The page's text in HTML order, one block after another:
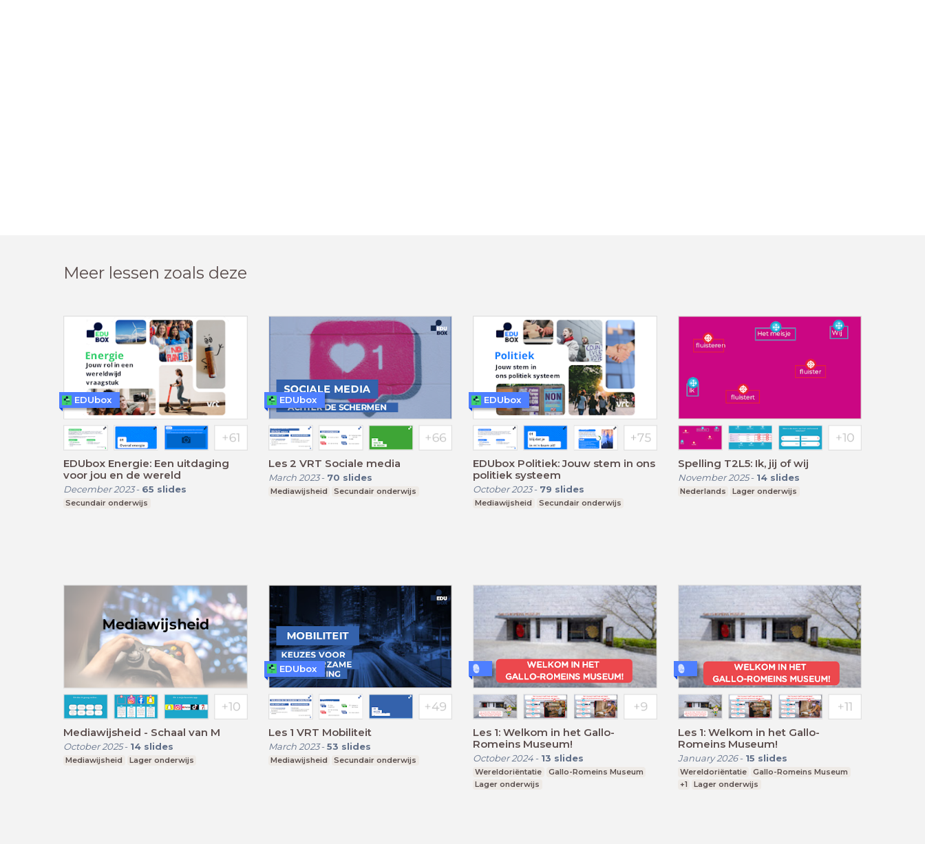
Meer lessen zoals deze
EDUbox Energie: Een uitdaging
voor jou en de wereld
December 2023- 65 slides
Secundair onderwijs
EDUbox
Les 2 VRT Sociale media
March 2023- 70 slides
Mediawijsheid Secundair onderwijs
EDUbox
EDUbox Politiek: Jouw stem in ons
politiek systeem
October 2023- 79 slides
Mediawijsheid Secundair onderwijs
EDUbox
Spelling T2L5: Ik, jij of wij
November 2025- 14 slides
Nederlands Lager onderwijs
Mediawijsheid - Schaal van M
October 2025- 14 slides
Mediawijsheid Lager onderwijs
Les 1 VRT Mobiliteit
March 2023- 53 slides
Mediawijsheid Secundair onderwijs
EDUbox
Les 1: Welkom in het Gallo-
Romeins Museum!
October 2024- 13 slides
Wereldoriëntatie
Gallo-Romeins Museum
Lager onderwijs
Les 1: Welkom in het Gallo-
Romeins Museum!
January 2026- 15 slides
Wereldoriëntatie
Gallo-Romeins Museum
+1
Lager onderwijs